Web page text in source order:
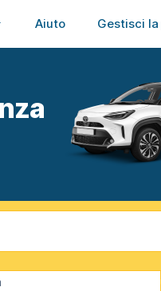
Aiuto Gestisci